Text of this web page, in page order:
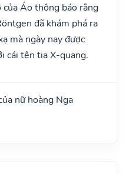
Áo thông báo rằng
đã khám phá ra
mà ngày nay được
cái tên tia X-quang.
nữ hoàng Nga